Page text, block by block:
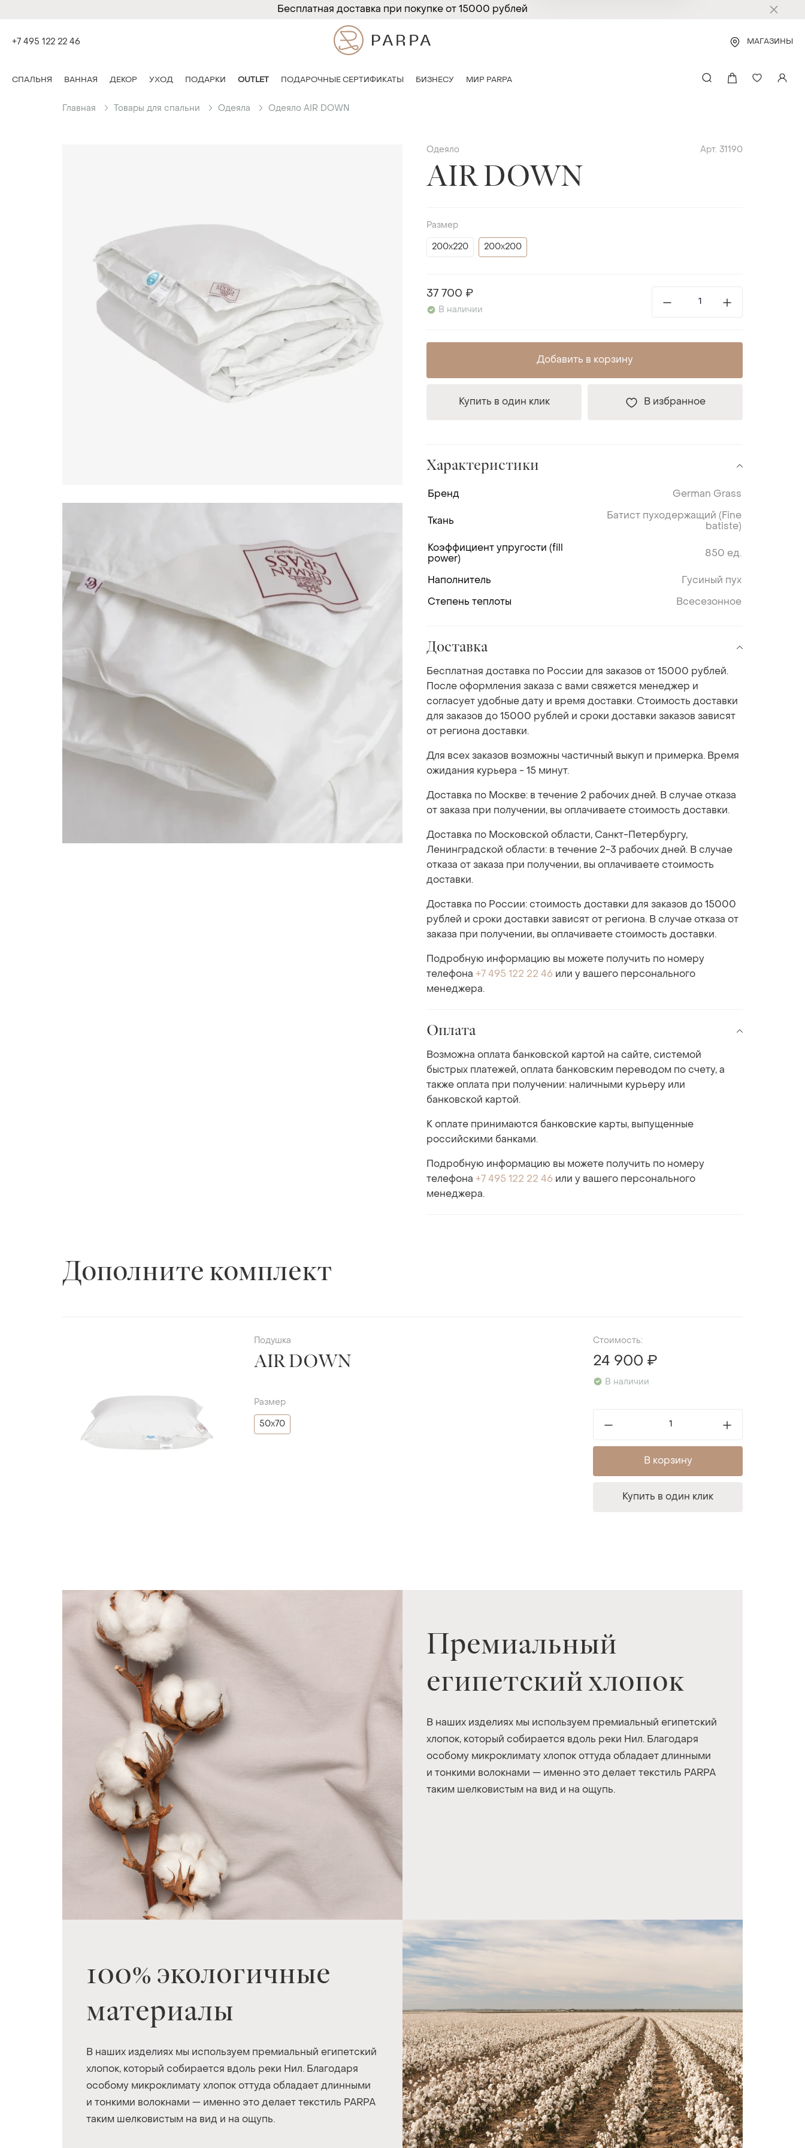
Бесплатная доставка при покупке от 15000 рублей
+7 495 122 22 46 МАГАЗИНЫ
СПАЛЬНЯ ВАННАЯ ДЕКОР УХОД ПОДАРКИ OUTLET ПОДАРОЧНЫЕ СЕРТИФИКАТЫ БИЗНЕСУ МИР PARPA
Главная Товары для спальни Одеяла Одеяло AIR DOWN
Одеяло Арт. 31190
AIR DOWN
Размер
200х220 200х200
37 700 ₽
В наличии
Добавить в корзину
Купить в один клик В избранное
Характеристики
Бренд German Grass
Ткань
Батист пуходержащий (Fine
batiste)
Коэффициент упругости (fill
power)
850 ед.
Наполнитель Гусиный пух
Степень теплоты Всесезонное
Доставка
Бесплатная доставка по России для заказов от 15000 рублей.
После оформления заказа с вами свяжется менеджер и
согласует удобные дату и время доставки. Стоимость доставки
для заказов до 15000 рублей и сроки доставки заказов зависят
от региона доставки.
Для всех заказов возможны частичный выкуп и примерка. Время
ожидания курьера - 15 минут.
Доставка по Москве: в течение 2 рабочих дней. В случае отказа
от заказа при получении, вы оплачиваете стоимость доставки.
Доставка по Московской области, Санкт-Петербургу,
Ленинградской области: в течение 2-3 рабочих дней. В случае
отказа от заказа при получении, вы оплачиваете стоимость
доставки.
Доставка по России: стоимость доставки для заказов до 15000
рублей и сроки доставки зависят от региона. В случае отказа от
заказа при получении, вы оплачиваете стоимость доставки.
Подробную информацию вы можете получить по номеру
телефона +7 495 122 22 46 или у вашего персонального
менеджера.
Оплата
Возможна оплата банковской картой на сайте, системой
быстрых платежей, оплата банковским переводом по счету, а
также оплата при получении: наличными курьеру или
банковской картой.
К оплате принимаются банковские карты, выпущенные
российскими банками.
Подробную информацию вы можете получить по номеру
телефона +7 495 122 22 46 или у вашего персонального
менеджера.
Дополните комплект
Подушка
AIR DOWN
Размер
50х70
Стоимость:
24 900 ₽
В наличии
В корзину
Купить в один клик
Премиальный
египетский хлопок
В наших изделиях мы используем премиальный египетский
хлопок, который собирается вдоль реки Нил. Благодаря
особому микроклимату хлопок оттуда обладает длинными
и тонкими волокнами — именно это делает текстиль PARPA
таким шелковистым на вид и на ощупь.
100% экологичные
материалы
В наших изделиях мы используем премиальный египетский
хлопок, который собирается вдоль реки Нил. Благодаря
особому микроклимату хлопок оттуда обладает длинными
и тонкими волокнами — именно это делает текстиль PARPA
таким шелковистым на вид и на ощупь.